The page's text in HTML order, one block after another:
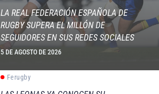
LA REAL FEDERACIÓN ESPAÑOLA DE
RUGBY SUPERA EL MILLÓN DE
SEGUIDORES EN SUS REDES SOCIALES
5 DE AGOSTO DE 2026
Ferugby